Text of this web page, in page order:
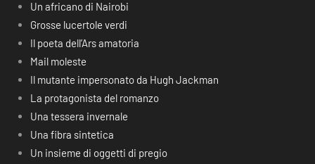
Un africano di Nairobi
Grosse lucertole verdi
Il poeta dell’Ars amatoria
Mail moleste
Il mutante impersonato da Hugh Jackman
La protagonista del romanzo
Una tessera invernale
Una fibra sintetica
Un insieme di oggetti di pregio